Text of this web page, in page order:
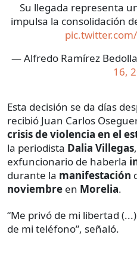
Su llegada representa
impulsa la consolidación
— Alfredo Ramírez Bedolla
16,
Esta decisión se da días
recibió Juan Carlos
crisis de violencia en el
la periodista Dalia Villegas
exfuncionario de haberla
durante la manifestación
noviembre en Morelia.
“Me privó de mi libertad
de mi teléfono”, señaló.